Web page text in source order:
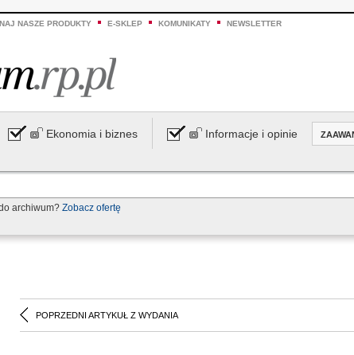
NASZE PRODUKTY E-SKLEP KOMUNIKATY NEWSLETTER
Ekonomia i biznes Informacje i opinie
archiwum? Zobacz ofertę
POPRZEDNI ARTYKUŁ Z WYDANIA